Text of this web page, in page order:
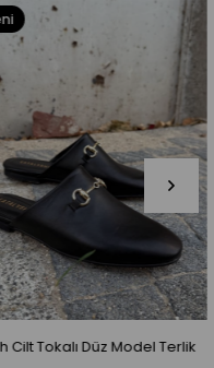
Bordo Cilt Tokalı Düz Model
Yeni
Ürün